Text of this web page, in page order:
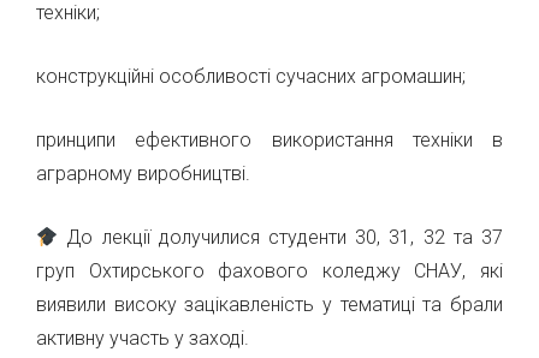
техніки;
конструкційні особливості сучасних агромашин;
принципи ефективного використання техніки в
аграрному виробництві.
До лекції долучилися студенти 30, 31, 32 та 37
груп Охтирського фахового коледжу СНАУ, які
виявили високу зацікавленість у тематиці та брали
активну участь у заході.